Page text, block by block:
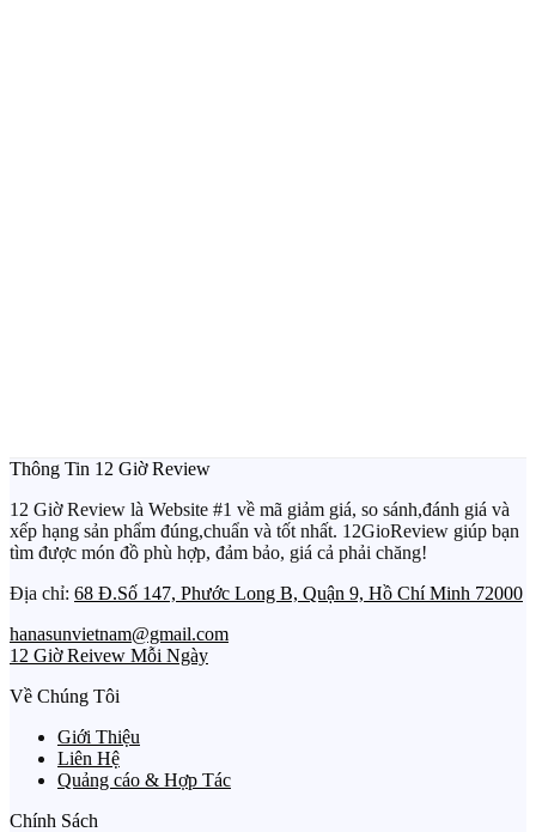
Thông Tin 12 Giờ Review
12 Giờ Review là Website #1 về mã giảm giá, so sánh,đánh giá và
xếp hạng sản phẩm đúng,chuẩn và tốt nhất. 12GioReview giúp bạn
tìm được món đồ phù hợp, đảm bảo, giá cả phải chăng!
Địa chỉ: 68 Đ.Số 147, Phước Long B, Quận 9, Hồ Chí Minh 72000
hanasunvietnam@gmail.com
12 Giờ Reivew Mỗi Ngày
Về Chúng Tôi
Giới Thiệu
Liên Hệ
Quảng cáo & Hợp Tác
Chính Sách